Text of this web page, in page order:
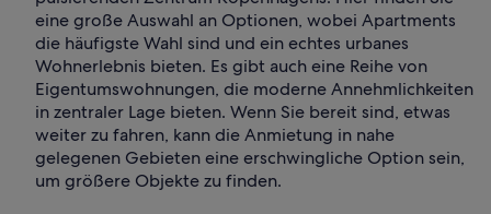
eine große Auswahl an Optionen, wobei Apartments
die häufigste Wahl sind und ein echtes urbanes
Wohnerlebnis bieten. Es gibt auch eine Reihe von
Eigentumswohnungen, die moderne Annehmlichkeiten
in zentraler Lage bieten. Wenn Sie bereit sind, etwas
weiter zu fahren, kann die Anmietung in nahe
gelegenen Gebieten eine erschwingliche Option sein,
um größere Objekte zu finden.